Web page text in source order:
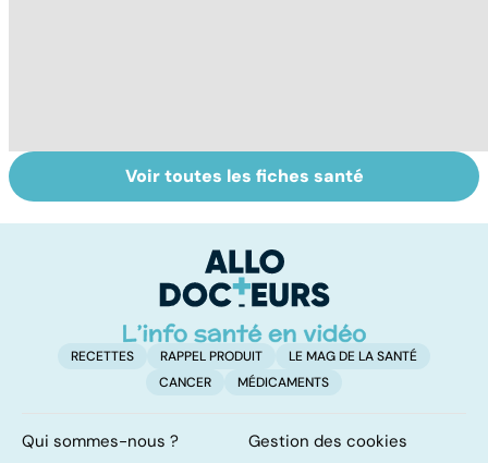
La tuberculose
pulmonaire
Le paludisme, un
fléau planétaire
Voir toutes les fiches santé
RECETTES RAPPEL PRODUIT
LE MAG DE LA SANTÉ
CANCER
MÉDICAMENTS
Qui sommes-nous ?
Gestion des cookies